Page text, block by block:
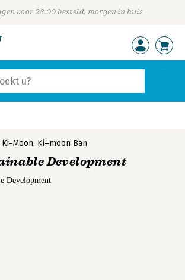
voor 23:00 besteld, morgen in huis
Ki-Moon, Ki–moon Ban
Development